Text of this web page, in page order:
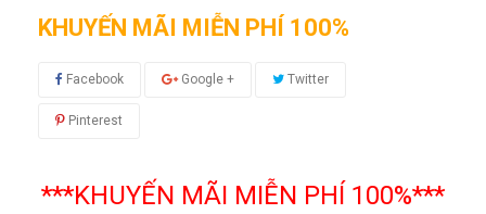
KHUYẾN MÃI MIỄN PHÍ 100%
Facebook Google + Twitter
Pinterest
***KHUYẾN MÃI MIỄN PHÍ 100%***